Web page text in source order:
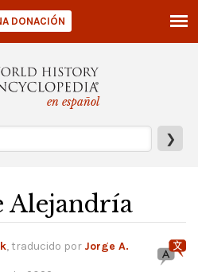
en español
❯
DONACIÓN
Alejandría
, traducido por Jorge A.